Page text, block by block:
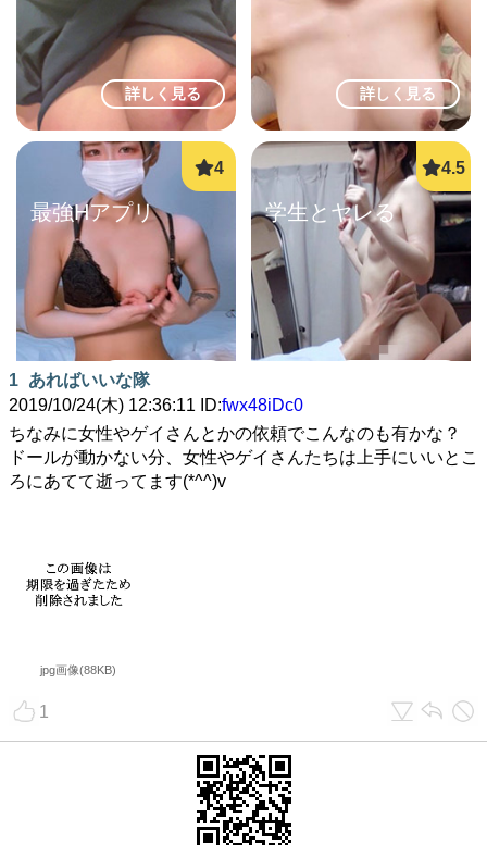
詳しく見る 詳しく見る
詳しく見る
最強Hアプリ 学生とヤレる
即ヤリ女一覧
LINEセフレ
1 あればいいな隊
2019/10/24(木) 12:36:11 ID:fwx48iDc0
ちなみに女性やゲイさんとかの依頼でこんなのも有かな？
ドールが動かない分、女性やゲイさんたちは上手にいいとこ
ろにあてて逝ってます(*^^)v
jpg画像(88KB)
1